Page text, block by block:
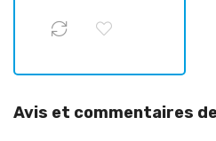
Avis et commentaires